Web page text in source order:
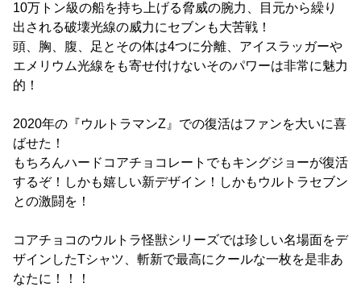
10万トン級の船を持ち上げる脅威の腕力、目元から繰り
出される破壊光線の威力にセブンも大苦戦！
頭、胸、腹、足とその体は4つに分離、アイスラッガーや
エメリウム光線をも寄せ付けないそのパワーは非常に魅力
的！
2020年の『ウルトラマンZ』での復活はファンを大いに喜
ばせた！
もちろんハードコアチョコレートでもキングジョーが復活
するぞ！しかも嬉しい新デザイン！しかもウルトラセブン
との激闘を！
コアチョコのウルトラ怪獣シリーズでは珍しい名場面をデ
ザインしたTシャツ、斬新で最高にクールな一枚を是非あ
なたに！！！